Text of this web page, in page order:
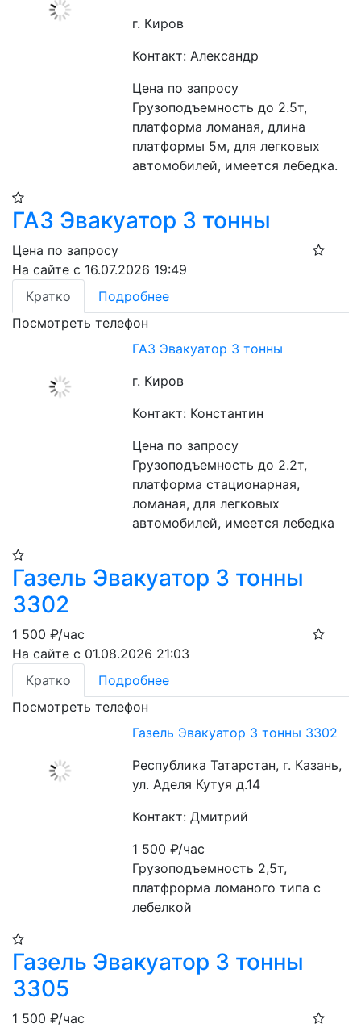
г. Киров
Контакт: Александр
Цена по запросу
Грузоподъемность до 2.5т,
платформа ломаная, длина
платформы 5м, для легковых
автомобилей, имеется лебедка.
ГАЗ Эвакуатор 3 тонны
Цена по запросу
На сайте с 16.07.2026 19:49
Кратко
Подробнее
Посмотреть телефон
ГАЗ Эвакуатор 3 тонны
г. Киров
Контакт: Константин
Цена по запросу
Грузоподъемность до 2.2т,
платформа стационарная,
ломаная, для легковых
автомобилей, имеется лебедка
Газель Эвакуатор 3 тонны
3302
1 500 ₽/час
На сайте с 01.08.2026 21:03
Кратко
Подробнее
Посмотреть телефон
Газель Эвакуатор 3 тонны 3302
Республика Татарстан, г. Казань,
ул. Аделя Кутуя д.14
Контакт: Дмитрий
1 500₽/час
Грузоподъемность 2,5т,
платфрорма ломаного типа с
лебелкой
Газель Эвакуатор 3 тонны
3305
1 500 ₽/час